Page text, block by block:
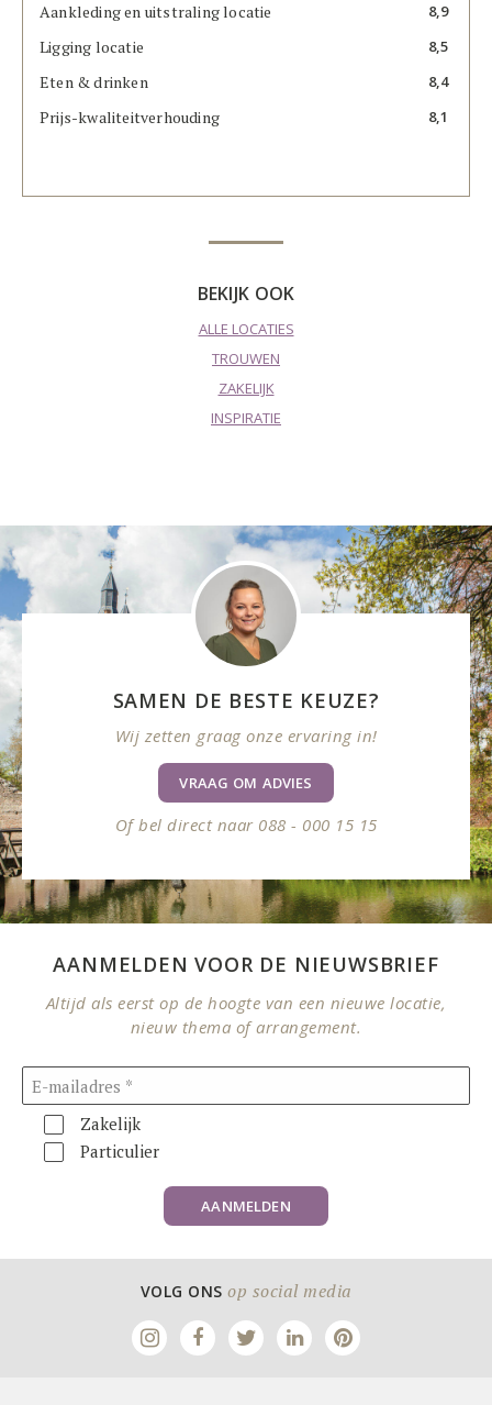
Aankleding en uitstraling locatie 8,9
Ligging locatie 8,5
Eten & drinken 8,4
Prijs-kwaliteitverhouding 8,1
BEKIJK OOK
ALLE LOCATIES
TROUWEN
ZAKELIJK
INSPIRATIE
SAMEN DE BESTE KEUZE?
Wij zetten graag onze ervaring in!
VRAAG OM ADVIES
Of bel direct naar 088 - 000 15 15
AANMELDEN VOOR DE NIEUWSBRIEF
Altijd als eerst op de hoogte van een nieuwe locatie,
nieuw thema of arrangement.
Zakelijk
Particulier
AANMELDEN
VOLG ONS op social media